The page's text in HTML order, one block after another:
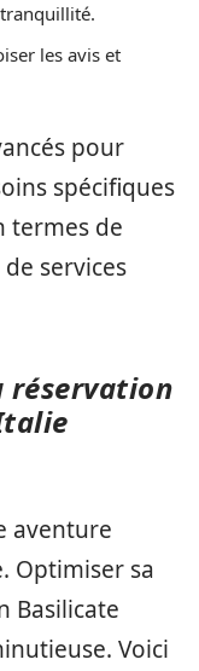
les avis et
pour
spécifiques
termes de
services
réservation
aventure
Optimiser sa
Basilicate
Voici